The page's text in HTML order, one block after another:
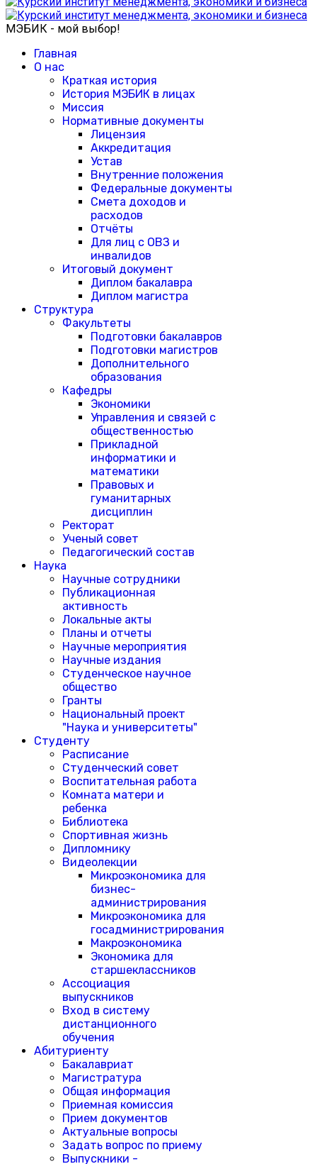
МЭБИК - мой выбор!
Главная
О нас
Краткая история
История МЭБИК в лицах
Миссия
Нормативные документы
Лицензия
Аккредитация
Устав
Внутренние положения
Федеральные документы
Смета доходов и
расходов
Отчёты
Для лиц с ОВЗ и
инвалидов
Итоговый документ
Диплом бакалавра
Диплом магистра
Структура
Факультеты
Подготовки бакалавров
Подготовки магистров
Дополнительного
образования
Кафедры
Экономики
Управления и связей с
общественностью
Прикладной
информатики и
математики
Правовых и
гуманитарных
дисциплин
Ректорат
Ученый совет
Педагогический состав
Наука
Научные сотрудники
Публикационная
активность
Локальные акты
Планы и отчеты
Научные мероприятия
Научные издания
Студенческое научное
общество
Гранты
Национальный проект
"Наука и университеты"
Студенту
Расписание
Студенческий совет
Воспитательная работа
Комната матери и
ребенка
Библиотека
Спортивная жизнь
Дипломнику
Видеолекции
Микроэкономика для
бизнес-
администрирования
Микроэкономика для
госадминистрирования
Макроэкономика
Экономика для
старшеклассников
Ассоциация
выпускников
Вход в систему
дистанционного
обучения
Абитуриенту
Бакалавриат
Магистратура
Общая информация
Приемная комиссия
Прием документов
Актуальные вопросы
Задать вопрос по приему
Выпускники -